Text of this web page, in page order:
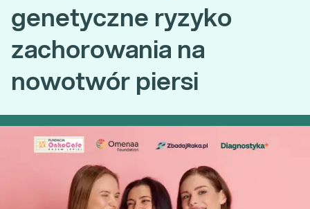
genetyczne ryzyko
zachorowania na
nowotwór piersi